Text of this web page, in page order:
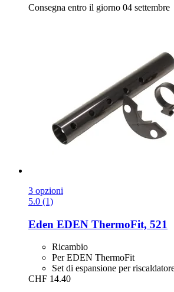
Consegna entro il giorno 04 settembre
3 opzioni
5.0 (1)
Eden EDEN ThermoFit, 521
Ricambio
Per EDEN ThermoFit
Set di espansione per
CHF 14.40